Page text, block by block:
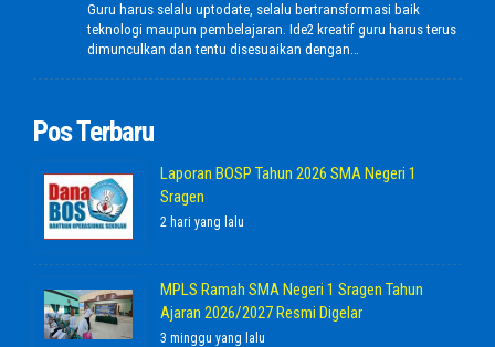
Guru harus selalu uptodate, selalu bertransformasi baik
teknologi maupun pembelajaran. Ide2 kreatif guru harus terus
dimunculkan dan tentu disesuaikan dengan…
Pos Terbaru
Laporan BOSP Tahun 2026 SMA Negeri 1
Sragen
2 hari yang lalu
MPLS Ramah SMA Negeri 1 Sragen Tahun
Ajaran 2026/2027 Resmi Digelar
3 minggu yang lalu